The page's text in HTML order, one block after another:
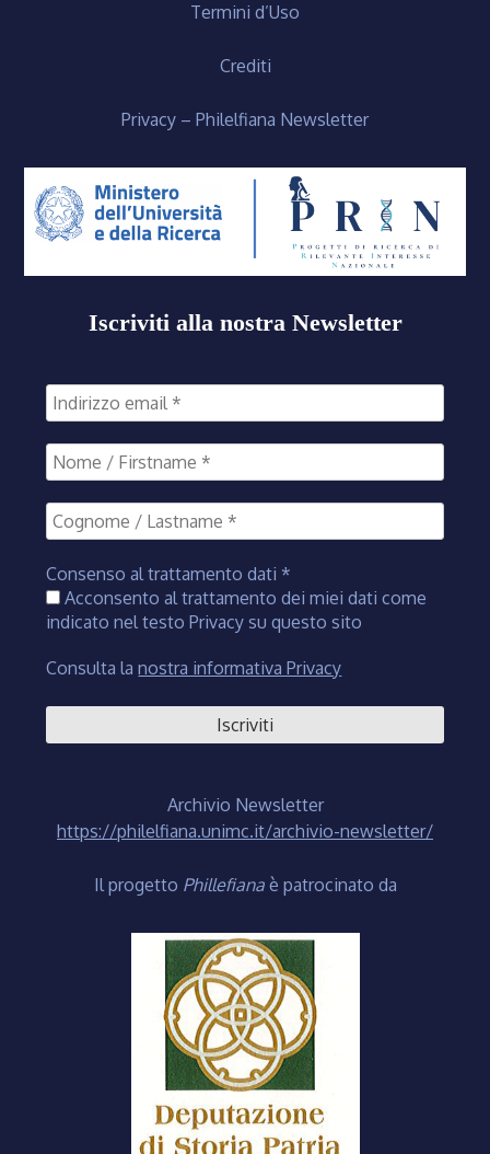
Termini d’Uso
Crediti
Privacy – Philelfiana Newsletter
Iscriviti alla nostra Newsletter
Consenso al trattamento dati *
Acconsento al trattamento dei miei dati come
indicato nel testo Privacy su questo sito
Consulta lanostra informativa Privacy
Archivio Newsletter
https://philelfiana.unimc.it/archivio-newsletter/
Il progetto Phillefiana è patrocinato da